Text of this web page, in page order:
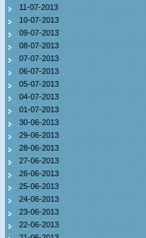
11-07-2013
10-07-2013
09-07-2013
08-07-2013
07-07-2013
06-07-2013
05-07-2013
04-07-2013
01-07-2013
30-06-2013
29-06-2013
28-06-2013
27-06-2013
26-06-2013
25-06-2013
24-06-2013
23-06-2013
22-06-2013